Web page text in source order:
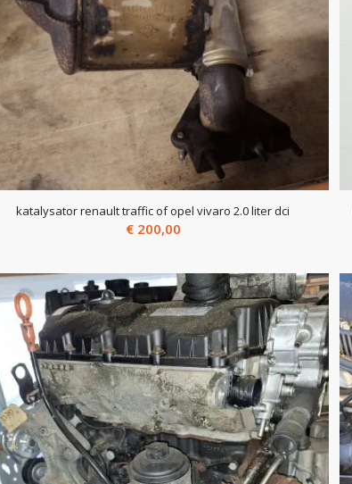
katalysator renault traffic of opel vivaro 2.0 liter dci
€200,00